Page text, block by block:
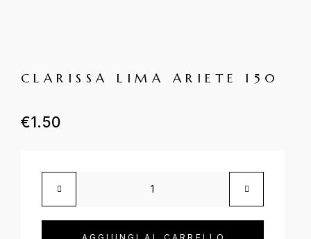
CLARISSA LIMA ARIETE 150
€1.50